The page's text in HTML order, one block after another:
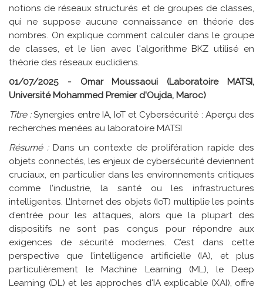
notions de réseaux structurés et de groupes de classes,
qui ne suppose aucune connaissance en théorie des
nombres. On explique comment calculer dans le groupe
de classes, et le lien avec l'algorithme BKZ utilisé en
théorie des réseaux euclidiens.
01/07/2025 - Omar Moussaoui (Laboratoire MATSI,
Université Mohammed Premier d'Oujda, Maroc)
Titre :Synergies entre IA, IoT et Cybersécurité : Aperçu des
recherches menées au laboratoire MATSI
Résumé :Dans un contexte de prolifération rapide des
objets connectés, les enjeux de cybersécurité deviennent
cruciaux, en particulier dans les environnements critiques
comme l’industrie, la santé ou les infrastructures
intelligentes. L’Internet des objets (IoT) multiplie les points
d’entrée pour les attaques, alors que la plupart des
dispositifs ne sont pas conçus pour répondre aux
exigences de sécurité modernes. C’est dans cette
perspective que l’intelligence artificielle (IA), et plus
particulièrement le Machine Learning (ML), le Deep
Learning (DL) et les approches d'IA explicable (XAI), offre